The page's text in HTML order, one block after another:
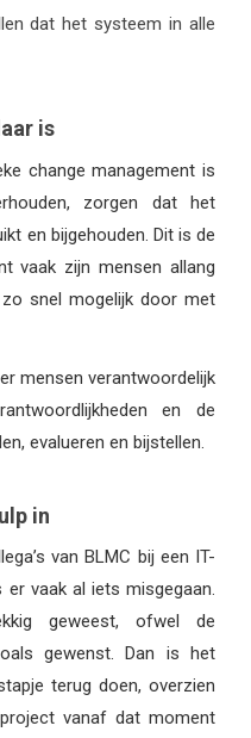
dat het systeem in alle
is
change management is
zorgen dat het
en bijgehouden. Dit is de
vaak zijn mensen allang
snel mogelijk door met
mensen verantwoordelijk
en de
evalueren en bijstellen.
in
van BLMC bij een IT-
vaak al iets misgegaan.
geweest, ofwel de
gewenst. Dan is het
terug doen, overzien
vanaf dat moment